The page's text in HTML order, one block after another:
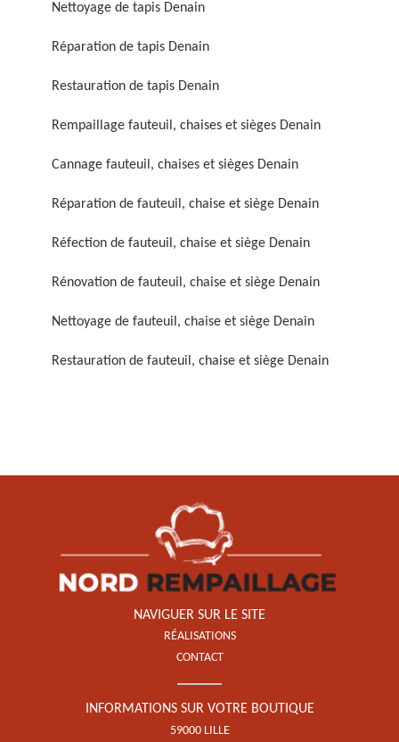
Réparation de fauteuil,
chaise et siège 59
chaise et siège 59
Restauration de fauteuil,
chaise et siège 59
Nettoyage de tapis Denain
Réparation de tapis Denain
Restauration de tapis Denain
Rempaillage fauteuil, chaises et sièges Denain
Cannage fauteuil, chaises et sièges Denain
Réparation de fauteuil, chaise et siège Denain
Réfection de fauteuil, chaise et siège Denain
Rénovation de fauteuil, chaise et siège Denain
Nettoyage de fauteuil, chaise et siège Denain
Restauration de fauteuil, chaise et siège Denain
NAVIGUER SUR LE SITE
RÉALISATIONS
CONTACT
INFORMATIONS SUR VOTRE BOUTIQUE
59000 LILLE